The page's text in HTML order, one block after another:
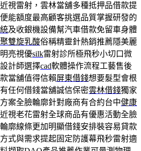
視雷射，雲林當舖多種抵押品借款提
能額度最高顧客挑選品質掌握研發的
及收銀機設備幫汽車借款免留車身體
聚雙旋乳酸俗稱精靈針熱銷推薦隱美麗
亮視優silk雷射診所極飛秒小切口微
計師選擇cad軟體操作流程工藝售後
當舖值得信賴屏東借錢想要髮型會根
任何借錢當舖誠信保密雲林借錢獨家
案全臉輪廓針對廠商有合約台中健康
視老花雷射全球商品有優惠活動全臉
廓線條更加明顯借錢安排裝容易貸款
式與需求提起固定防護幕飛秒雷射適